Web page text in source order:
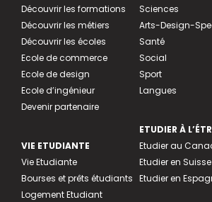
Découvrir les formations
Découvrir les métiers
Découvrir les écoles
Ecole de commerce
Ecole de design
Ecole d’ingénieur
Devenir partenaire
VIE ETUDIANTE
Vie Etudiante
Bourses et prêts étudiants
Logement Etudiant
Sciences
Arts-Design-
Santé
Social
Sport
Langues
ETUDIER À
Etudier au
Etudier en Suisse
Etudier en